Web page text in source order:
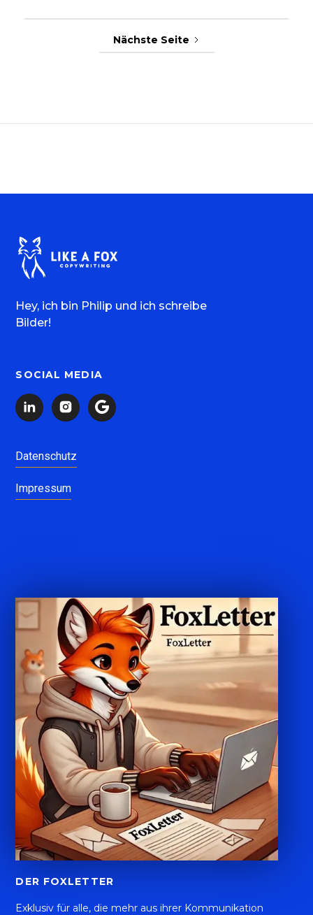
Nächste Seite
Hey, ich bin Philip und ich schreibe
Bilder!
SOCIAL MEDIA
Datenschutz
Impressum
DER FOXLETTER
Exklusiv für alle, die mehr aus ihrer Kommunikation